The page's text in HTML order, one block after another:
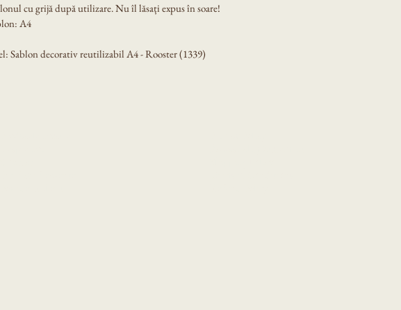
cu grijă după utilizare. Nu îl lăsați expus în soare!
A4
Sablon decorativ reutilizabil A4 - Rooster (1339)